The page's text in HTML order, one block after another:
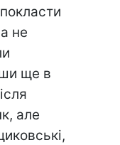
не
ще в
але